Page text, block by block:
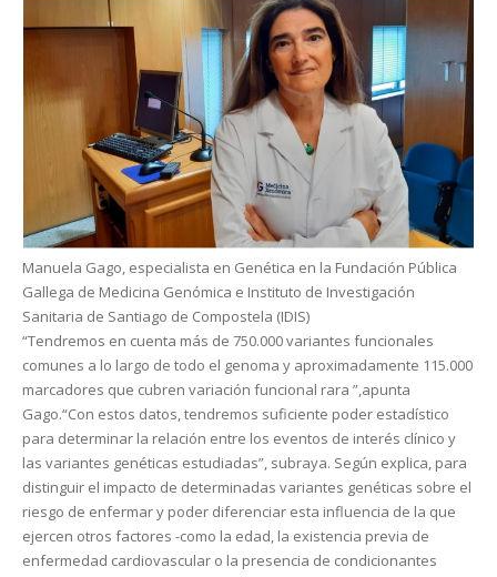
Manuela Gago, especialista en Genética en la Fundación Pública
Gallega de Medicina Genómica e Instituto de Investigación
Sanitaria de Santiago de Compostela (IDIS)
“Tendremos en cuenta más de 750.000 variantes funcionales
comunes a lo largo de todo el genoma y aproximadamente 115.000
marcadores que cubren variación funcional rara ”,apunta
Gago.“Con estos datos, tendremos suficiente poder estadístico
para determinar la relación entre los eventos de interés clínico y
las variantes genéticas estudiadas”, subraya. Según explica, para
distinguir el impacto de determinadas variantes genéticas sobre el
riesgo de enfermar y poder diferenciar esta influencia de la que
ejercen otros factores -como la edad, la existencia previa de
enfermedad cardiovascular o la presencia de condicionantes